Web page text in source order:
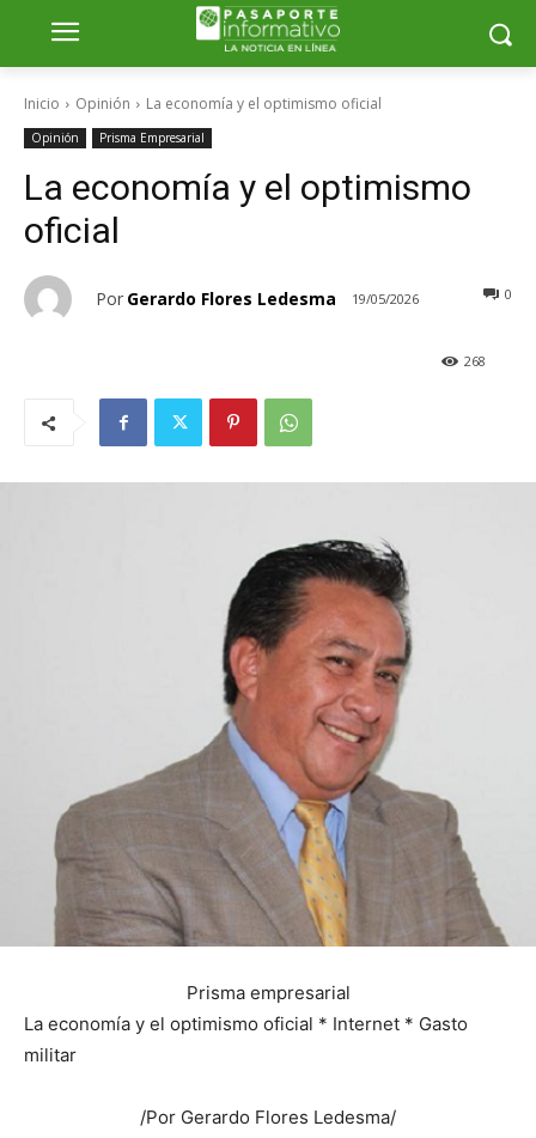
Inicio Opinión La economía y el optimismo oficial
Opinión Prisma Empresarial
La economía y el optimismo
oficial
Por Gerardo Flores Ledesma 19/05/2026 0
268
Prisma empresarial
La economía y el optimismo oficial * Internet * Gasto
militar
/Por Gerardo Flores Ledesma/